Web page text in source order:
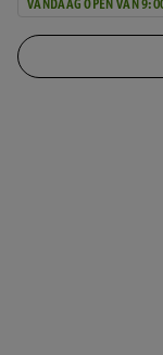
VANDAAG OPEN VAN